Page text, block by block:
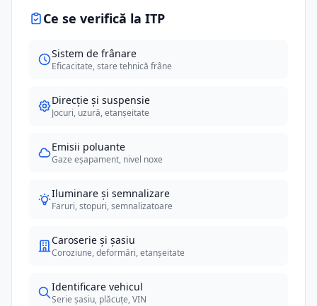
Ce se verifică la ITP
Sistem de frânare
Eficacitate, stare tehnică frâne
Direcție și suspensie
Jocuri, uzură, etanșeitate
Emisii poluante
Gaze eșapament, nivel noxe
Iluminare și semnalizare
Faruri, stopuri, semnalizatoare
Caroserie și șasiu
Coroziune, deformări, etanșeitate
Identificare vehicul
Serie șasiu, plăcuțe, VIN